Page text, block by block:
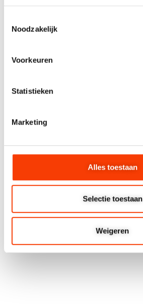
Noodzakelijk
Voorkeuren
Statistieken
Marketing
Alles toestaan
Selectie toestaan
Weigeren